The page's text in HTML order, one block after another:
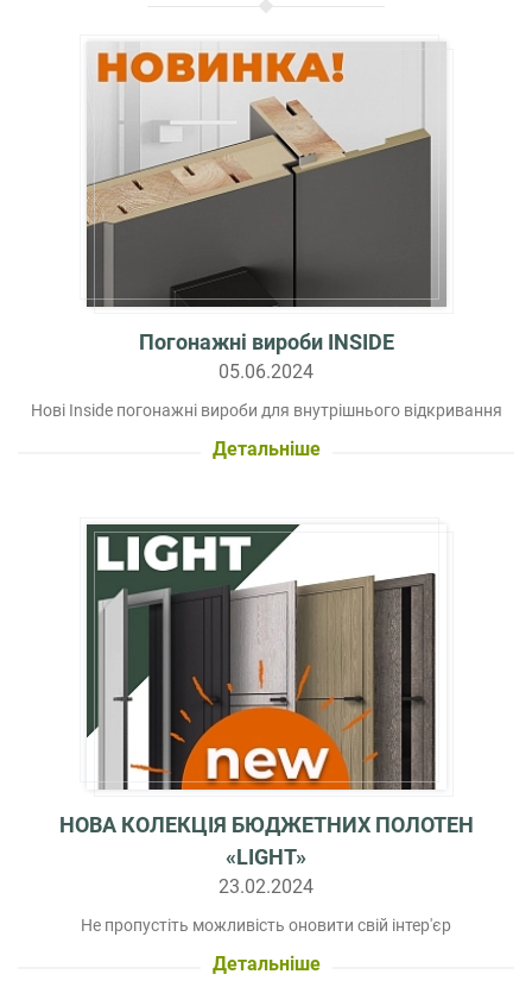
Погонажні вироби INSIDE
05.06.2024
Нові Inside погонажні вироби для внутрішнього відкривання
Детальніше
НОВА КОЛЕКЦІЯ БЮДЖЕТНИХ ПОЛОТЕН
«LIGHT»
23.02.2024
Не пропустіть можливість оновити свій інтер'єр
Детальніше